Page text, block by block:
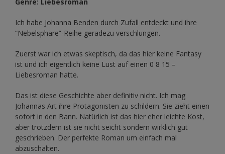
Ich habe Johanna Benden durch Zufall entdeckt und ihre
“Nebelsphäre”-Reihe geradezu verschlungen.
Zuerst war ich etwas skeptisch, da das hier keine Fantasy
ist und ich eigentlich keine Lust auf einen 0 8 15 –
Liebesroman hatte.
Das ist diese Geschichte aber definitiv nicht. Ich mag
Johannas Art ihre Protagonisten zu schildern. Sie zieht einen
sofort in den Bann. Natürlich ist das hier eher leichte Kost,
aber trotzdem ist sie nicht seicht sondern wirklich gut
geschrieben. Der perfekte Roman um einfach mal
abzuschalten.